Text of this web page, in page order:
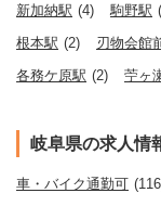
新加納駅 (4) 駒野駅
根本駅 (2) 刃物会館
各務ケ原駅 (2) 苧ヶ
岐阜県の求人情
車・バイク通勤可